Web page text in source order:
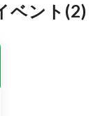
ベント(2)